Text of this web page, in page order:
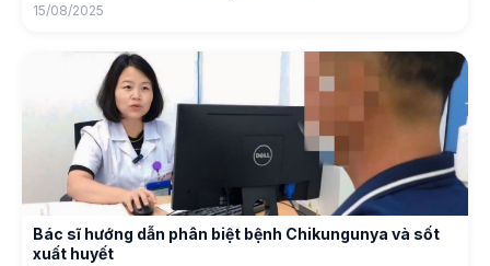
15/08/2025
Bác sĩ hướng dẫn phân biệt bệnh Chikungunya và sốt
xuất huyết